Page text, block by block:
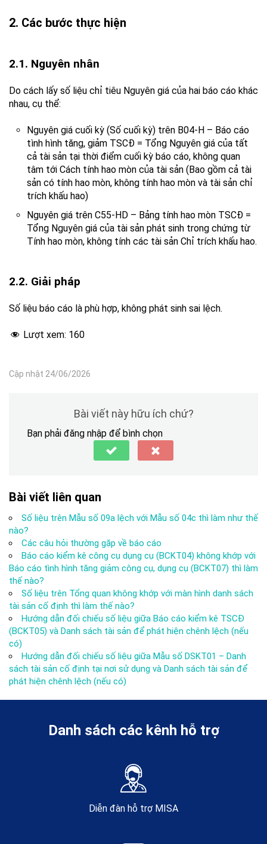
2. Các bước thực hiện
2.1. Nguyên nhân
Do cách lấy số liệu chỉ tiêu Nguyên giá của hai báo cáo khác
nhau, cụ thể:
Nguyên giá cuối kỳ (Số cuối kỳ) trên B04-H – Báo cáo
tình hình tăng, giảm TSCĐ = Tổng Nguyên giá của tất
cả tài sản tại thời điểm cuối kỳ báo cáo, không quan
tâm tới Cách tính hao mòn của tài sản (Bao gồm cả tài
sản có tính hao mòn, không tính hao mòn và tài sản chỉ
trích khấu hao)
Nguyên giá trên C55-HD – Bảng tính hao mòn TSCĐ =
Tổng Nguyên giá của tài sản phát sinh trong chứng từ
Tính hao mòn, không tính các tài sản Chỉ trích khấu hao.
2.2. Giải pháp
Số liệu báo cáo là phù hợp, không phát sinh sai lệch.
Lượt xem: 160
Cập nhật 24/06/2026
Bài viết này hữu ích chứ?
Bạn phải đăng nhập để bình chọn
Bài viết liên quan
Số liệu trên Mẫu số 09a lệch với Mẫu số 04c thì làm như thế
nào?
Các câu hỏi thường gặp về báo cáo
Báo cáo kiểm kê công cụ dụng cụ (BCKT04) không khớp với
Báo cáo tình hình tăng giảm công cụ, dụng cụ (BCKT07) thì làm
thế nào?
Số liệu trên Tổng quan không khớp với màn hình danh sách
tài sản cố định thì làm thế nào?
Hướng dẫn đối chiếu số liệu giữa Báo cáo kiểm kê TSCĐ
(BCKT05) và Danh sách tài sản để phát hiện chênh lệch (nếu
có)
Hướng dẫn đối chiếu số liệu giữa Mẫu số DSKT01 – Danh
sách tài sản cố định tại nơi sử dụng và Danh sách tài sản để
phát hiện chênh lệch (nếu có)
Danh sách các kênh hỗ trợ
Diễn đàn hỗ trợ MISA